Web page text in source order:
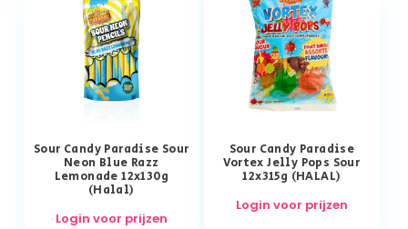
Sour Candy Paradise Sour
Neon Blue Razz
Lemonade 12x130g
(Halal)
Login voor prijzen
Sour Candy Paradise
Vortex Jelly Pops Sour
12x315g (HALAL)
Login voor prijzen